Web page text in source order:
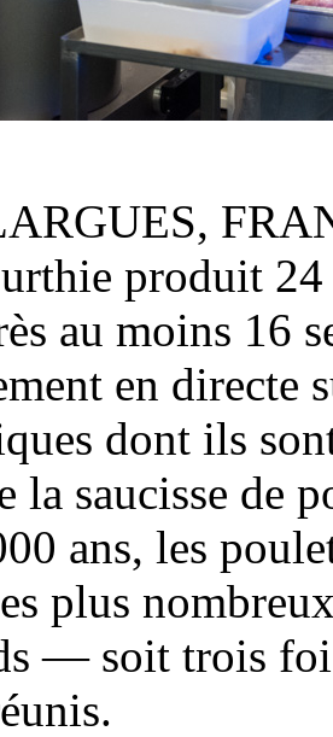
produit
au moins 16
en directe
dont ils
la saucisse de
ans, les
plus
— soit trois